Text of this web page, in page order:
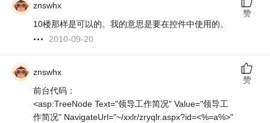
znswhx
10楼那样是可以的。我的意思是要在控件中使用的。
2010-09-20
赞
znswhx
前台代码：
<asp:TreeNode Text="领导工作简况" Value="领导工
作简况" NavigateUrl="~/xxlr/zryqlr.aspx?id=<%=a%>"
赞